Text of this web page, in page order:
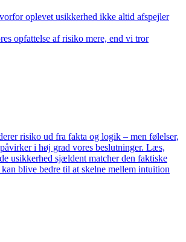
oplevet usikkerhed ikke altid afspejler
opfattelse af risiko mere, end vi tror
risiko ud fra fakta og logik – men følelser,
i høj grad vores beslutninger. Læs,
usikkerhed sjældent matcher den faktiske
blive bedre til at skelne mellem intuition